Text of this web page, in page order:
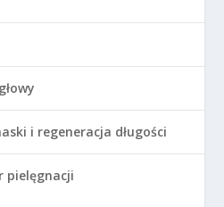
i regeneracja długości
pielęgnacji